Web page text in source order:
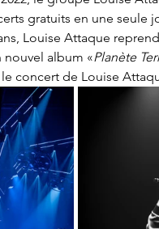
gratuits en une seule
Louise Attaque
nouvel album «Planète
concert de Louise